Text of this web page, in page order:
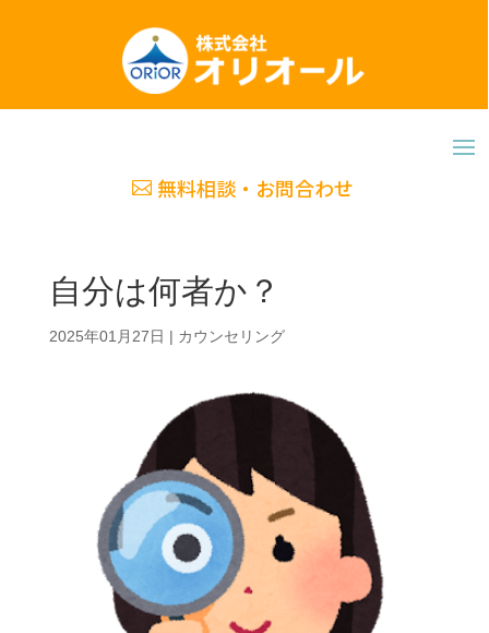
無料相談・お問合わせ
自分は何者か？
2025年01月27日 | カウンセリング